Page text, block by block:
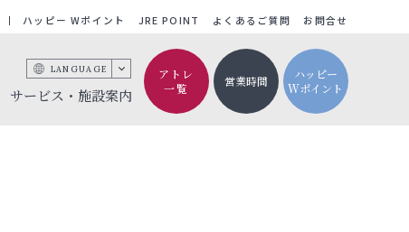
ハッピー Wポイント JRE POINT よくあるご質問 お問合せ
サービス・施設案内
LANGUAGE
アトレ
一覧
営業時間
ハッピー
Wポイント